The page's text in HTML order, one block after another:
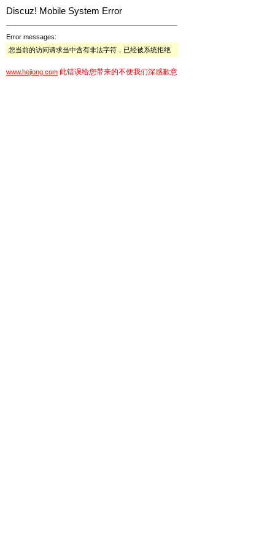
Discuz! Mobile System Error
Error messages:
您当前的访问请求当中含有非法字符，已经被系统拒绝
www.hejiong.com 此错误给您带来的不便我们深感歉意